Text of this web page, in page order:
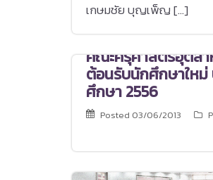
เกษมชัย บุญเพ็ญ […]
คณะครุศาสตร์อุตส
ต้อนรับนักศึกษาใหม่
ศึกษา 2556
Posted 03/06/2013